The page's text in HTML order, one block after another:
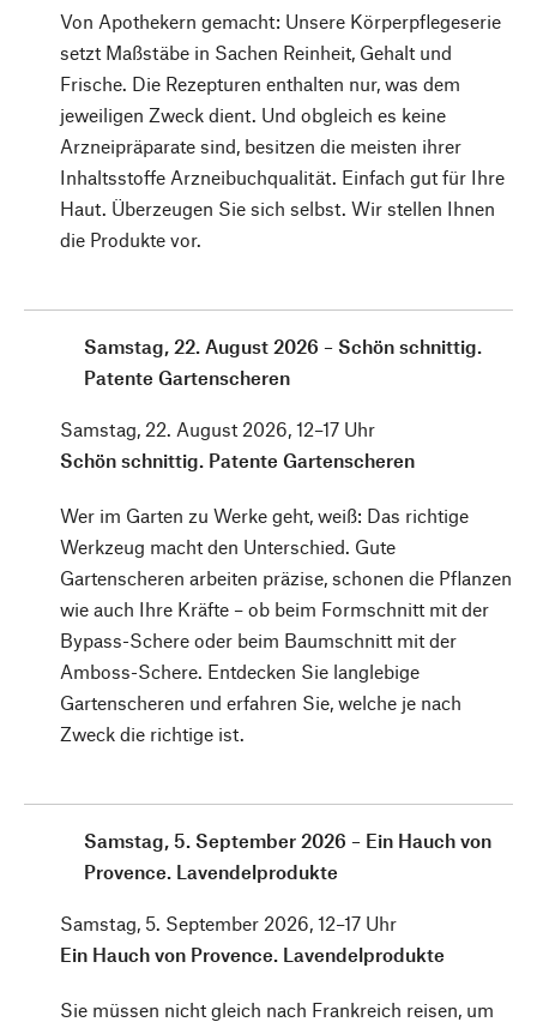
Von Apothekern gemacht: Unsere Körperpflegeserie
setzt Maßstäbe in Sachen Reinheit, Gehalt und
Frische. Die Rezepturen enthalten nur, was dem
jeweiligen Zweck dient. Und obgleich es keine
Arzneipräparate sind, besitzen die meisten ihrer
Inhaltsstoffe Arzneibuchqualität. Einfach gut für Ihre
Haut. Überzeugen Sie sich selbst. Wir stellen Ihnen
die Produkte vor.
Samstag, 22. August 2026 – Schön schnittig.
Patente Gartenscheren
Samstag, 22. August 2026, 12–17 Uhr
Schön schnittig. Patente Gartenscheren
Wer im Garten zu Werke geht, weiß: Das richtige
Werkzeug macht den Unterschied. Gute
Gartenscheren arbeiten präzise, schonen die Pflanzen
wie auch Ihre Kräfte – ob beim Formschnitt mit der
Bypass-Schere oder beim Baumschnitt mit der
Amboss-Schere. Entdecken Sie langlebige
Gartenscheren und erfahren Sie, welche je nach
Zweck die richtige ist.
Samstag, 5. September 2026 – Ein Hauch von
Provence. Lavendelprodukte
Samstag, 5. September 2026, 12–17 Uhr
Ein Hauch von Provence. Lavendelprodukte
Sie müssen nicht gleich nach Frankreich reisen, um